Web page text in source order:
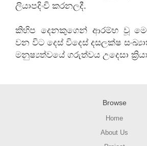
ලියාපදිංචි කරනලදී.
කිහිප දෙනකුගෙන් ආරම්භ වූ
වන විට දෙස් විදෙස් දසලක්ෂ
මනුෂ්‍යත්වයේ ගරුත්වය උදෙසා
Browse
Home
About Us